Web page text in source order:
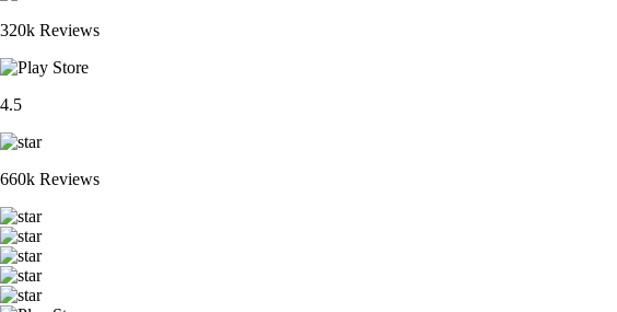
320k Reviews
4.5
660k Reviews